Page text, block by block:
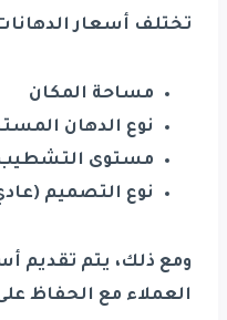
تختلف أسعار
مساحة المكان
نوع الدهان
مستوى
نوع التصميم
ومع ذلك، يتم تقديم
العملاء مع الحفاظ